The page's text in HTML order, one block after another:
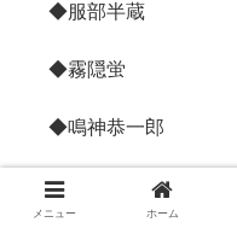
◆服部半蔵
◆霧隠蛍
◆鳴神恭一郎
◆三葉楓悟
メニュー ホーム